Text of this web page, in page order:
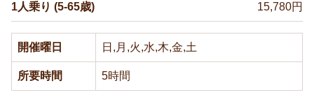
1人乗り (5-65歳) 15,780円
開催曜日 日,月,火,水,木,金,土
所要時間 5時間